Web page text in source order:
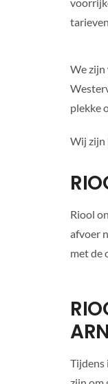
tarieven.
We zijn
plekke
Wij zijn
Riool
afvoer
met de
Tijdens